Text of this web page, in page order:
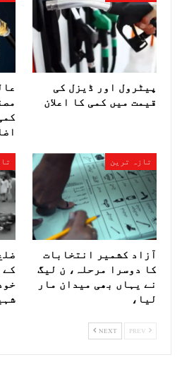
پیٹرول اور ڈیزل کی
قیمت میں کمی کا اعلان
تازہ ترین
آزاد کشمیر انتخابات
کا دوسرا مرحلہ، ن لیگ
نے یہاں بھی میدان مار
لیا،
کے
NEXT